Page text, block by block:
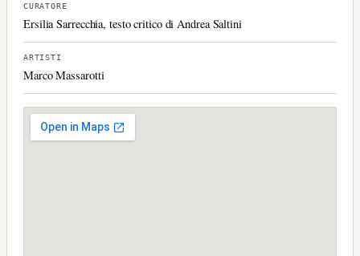
CURATORE
Ersilia Sarrecchia, testo critico di Andrea Saltini
ARTISTI
Marco Massarotti